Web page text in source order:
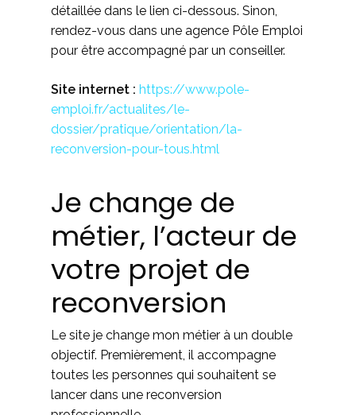
détaillée dans le lien ci-dessous. Sinon,
rendez-vous dans une agence Pôle Emploi
pour être accompagné par un conseiller.
Site internet : https://www.pole-
emploi.fr/actualites/le-
dossier/pratique/orientation/la-
reconversion-pour-tous.html
Je change de
métier, l’acteur de
votre projet de
reconversion
Le site je change mon métier à un double
objectif. Premièrement, il accompagne
toutes les personnes qui souhaitent se
lancer dans une reconversion